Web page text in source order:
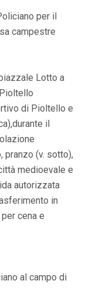
per il
campestre
Lotto a
di Pioltello e
il
pranzo (v. sotto),
medioevale e
autorizzata
in
cena e
al campo di